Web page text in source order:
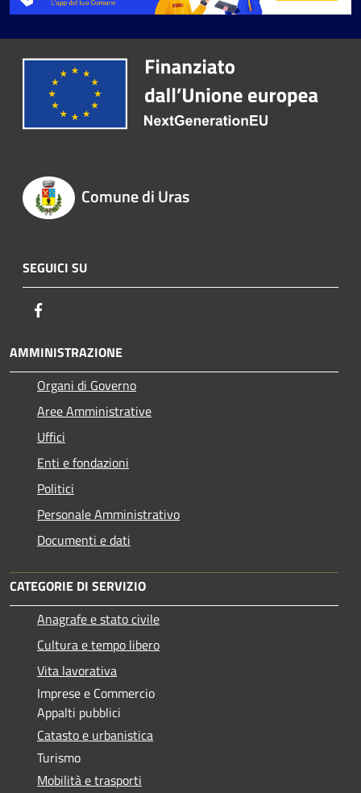
Comune di Uras
SEGUICI SU
AMMINISTRAZIONE
Organi di Governo
Aree Amministrative
Uffici
Enti e fondazioni
Politici
Personale Amministrativo
Documenti e dati
CATEGORIE DI SERVIZIO
Anagrafe e stato civile
Cultura e tempo libero
Vita lavorativa
Imprese e Commercio
Appalti pubblici
Catasto e urbanistica
Turismo
Mobilità e trasporti